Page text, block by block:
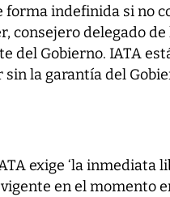
indefinida si no
consejero delegado de
del Gobierno. IATA
la garantía del
exige ‘la inmediata
en el momento